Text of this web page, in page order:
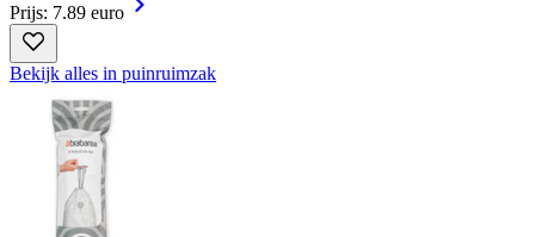
Prijs: 7.89 euro
Bekijk alles in puinruimzak